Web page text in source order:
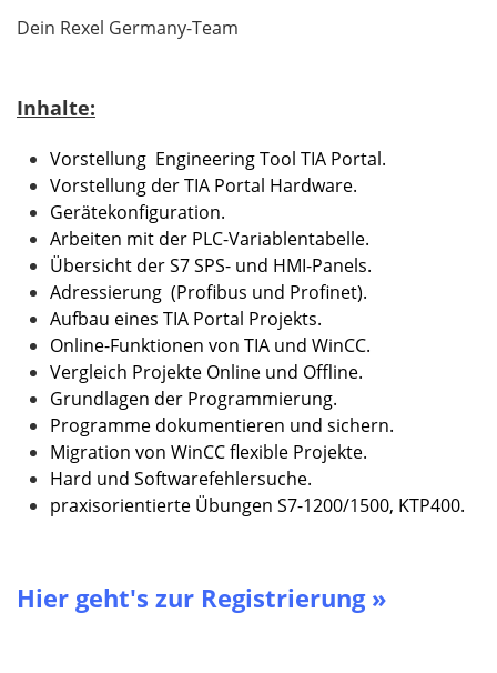
Dein Rexel Germany-Team
Inhalte:
Vorstellung Engineering Tool TIA Portal.
Vorstellung der TIA Portal Hardware.
Gerätekonfiguration.
Arbeiten mit der PLC-Variablentabelle.
Übersicht der S7 SPS- und HMI-Panels.
Adressierung (Profibus und Profinet).
Aufbau eines TIA Portal Projekts.
Online-Funktionen von TIA und WinCC.
Vergleich Projekte Online und Offline.
Grundlagen der Programmierung.
Programme dokumentieren und sichern.
Migration von WinCC flexible Projekte.
Hard und Softwarefehlersuche.
praxisorientierte Übungen S7-1200/1500, KTP400.
Hier geht's zur Registrierung »